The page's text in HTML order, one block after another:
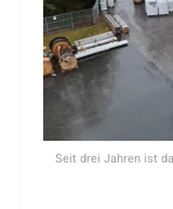
Seit drei Jahren ist